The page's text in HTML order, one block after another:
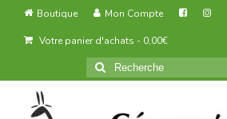
Boutique Mon Compte
Votre panier d'achats - 0,00€
Rechercher
: